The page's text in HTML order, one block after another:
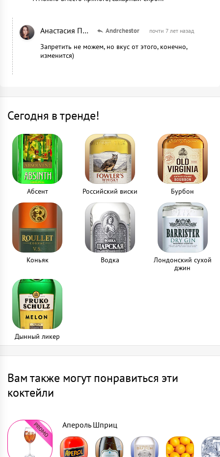
Анастасия Панькина Andrchestor почти 7 лет назад
Запретить не можем, но вкус от этого, конечно,
изменится)
Сегодня в тренде!
Абсент Российский виски Бурбон
Коньяк Водка
Лондонский сухой
джин
Дынный ликер
Вам также могут понравиться эти
коктейли
Апероль Шприц